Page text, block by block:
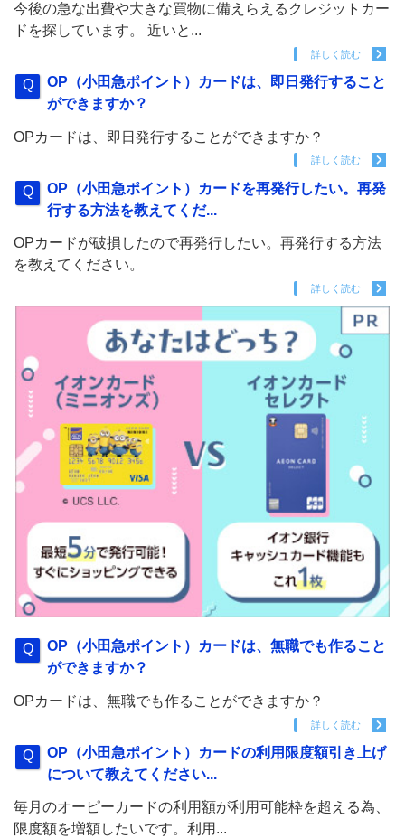
今後の急な出費や大きな買物に備えらえるクレジットカー
ドを探しています。 近いと...
詳しく読む
OP（小田急ポイント）カードは、即日発行すること
ができますか？
OPカードは、即日発行することができますか？
詳しく読む
OP（小田急ポイント）カードを再発行したい。再発
行する方法を教えてくだ...
OPカードが破損したので再発行したい。再発行する方法
を教えてください。
詳しく読む
OP（小田急ポイント）カードは、無職でも作ること
ができますか？
OPカードは、無職でも作ることができますか？
詳しく読む
OP（小田急ポイント）カードの利用限度額引き上げ
について教えてください...
毎月のオーピーカードの利用額が利用可能枠を超える為、
限度額を増額したいです。利用...